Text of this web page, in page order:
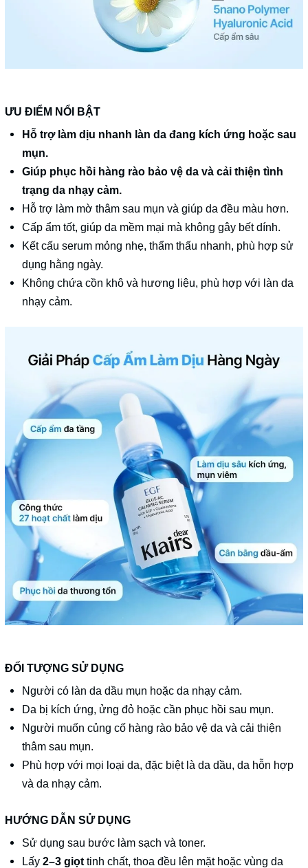
ƯU ĐIỂM NỔI BẬT
Hỗ trợ làm dịu nhanh làn da đang kích ứng hoặc sau
mụn.
Giúp phục hồi hàng rào bảo vệ da và cải thiện tình
trạng da nhạy cảm.
Hỗ trợ làm mờ thâm sau mụn và giúp da đều màu hơn.
Cấp ẩm tốt, giúp da mềm mại mà không gây bết dính.
Kết cấu serum mỏng nhẹ, thẩm thấu nhanh, phù hợp sử
dụng hằng ngày.
Không chứa cồn khô và hương liệu, phù hợp với làn da
nhạy cảm.
ĐỐI TƯỢNG SỬ DỤNG
Người có làn da dầu mụn hoặc da nhạy cảm.
Da bị kích ứng, ửng đỏ hoặc cần phục hồi sau mụn.
Người muốn củng cố hàng rào bảo vệ da và cải thiện
thâm sau mụn.
Phù hợp với mọi loại da, đặc biệt là da dầu, da hỗn hợp
và da nhạy cảm.
HƯỚNG DẪN SỬ DỤNG
Sử dụng sau bước làm sạch và toner.
Lấy 2–3 giọt tinh chất, thoa đều lên mặt hoặc vùng da